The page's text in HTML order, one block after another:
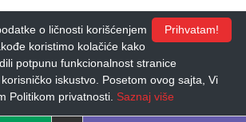
. Sva prava zadržana.
,Izrada sajta,Izrada mobilnih aplikacijaiSEO
Prihvatam!
o ličnosti korišćenjem
koristimo kolačiće kako
potpunu funkcionalnost stranice
iskustvo. Posetom ovog sajta, Vi
Politikom privatnosti. Saznaj više